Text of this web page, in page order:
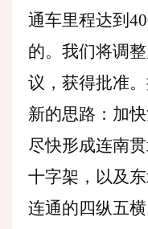
通车里程达到
的。我们将调
议，获得批准
新的思路：加
尽快形成连南
十字架，以及
连通的四纵五